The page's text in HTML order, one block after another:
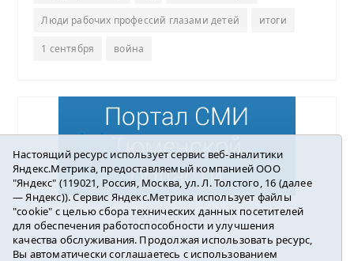
Люди рабочих профессий глазами детей итоги
1 сентября война
Погода в Ялуторовске
Настоящий ресурс использует сервис веб-аналитики
Яндекс.Метрика, предоставляемый компанией ООО
"Яндекс" (119021, Россия, Москва, ул. Л. Толстого, 16 (далее
— Яндекс)). Сервис Яндекс.Метрика использует файлы
"cookie" с целью сбора технических данных посетителей
для обеспечения работоспособности и улучшения
качества обслуживания. Продолжая использовать ресурс,
Вы автоматически соглашаетесь с использованием